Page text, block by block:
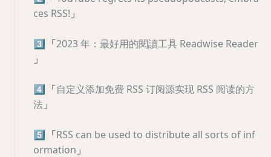
ces RSS! 」
3️⃣ 「2023 年：最好用的閱讀工具 Readwise Reader
」
4️⃣ 「自定义添加免费 RSS 订阅源实现 RSS 阅读的方
法 」
5️⃣ 「RSS can be used to distribute all sorts of inf
ormation 」